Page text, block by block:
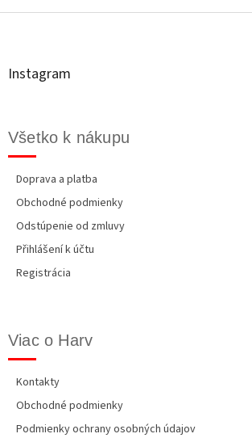
á
Instagram
Všetko k nákupu
Doprava a platba
Obchodné podmienky
Odstúpenie od zmluvy
Přihlášení k účtu
Registrácia
Viac o Harv
Kontakty
Obchodné podmienky
Podmienky ochrany osobných údajov